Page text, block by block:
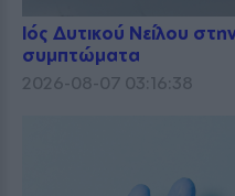
Ιός Δυτικού Νείλου
συμπτώματα
2026-08-07 03:16:38